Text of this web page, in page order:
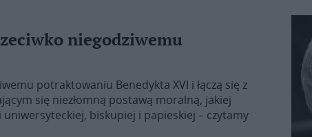
niegodziwemu
potraktowaniu Benedykta XVI i łączą się z
się niezłomną postawą moralną, jakiej
biskupiej i papieskiej – czytamy